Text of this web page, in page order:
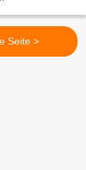
Seite >